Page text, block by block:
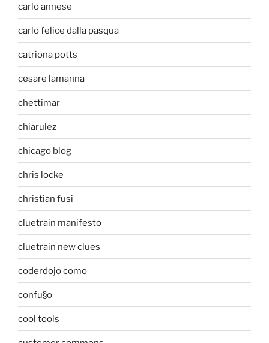
carlo annese
carlo felice dalla pasqua
catriona potts
cesare lamanna
chettimar
chiarulez
chicago blog
chris locke
christian fusi
cluetrain manifesto
cluetrain new clues
coderdojo como
confu§o
cool tools